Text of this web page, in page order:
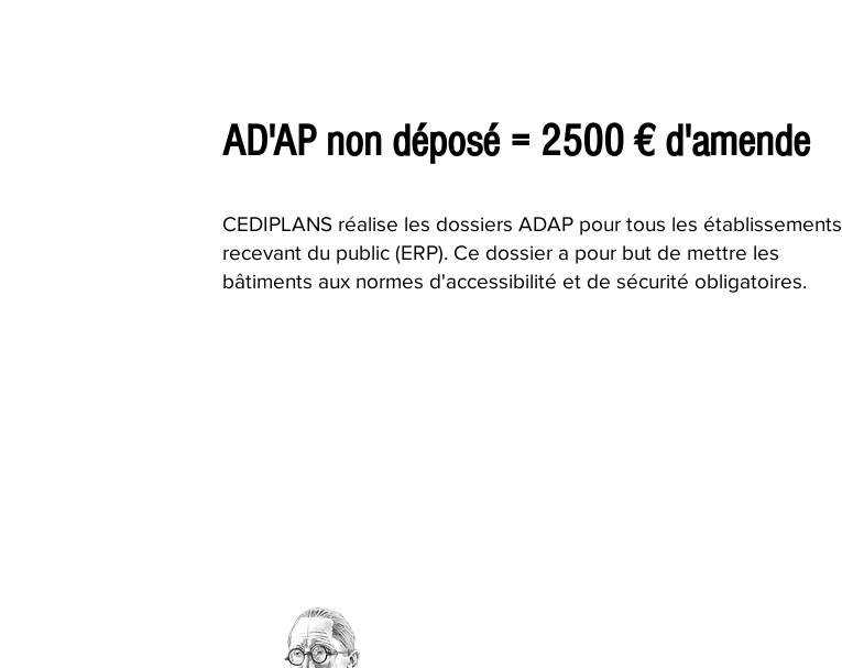
AD'AP non déposé = 2500 € d'amende
CEDIPLANS réalise les dossiers ADAP pour tous les établissements
recevant du public (ERP). Ce dossier a pour but de mettre les
bâtiments aux normes d'accessibilité et de sécurité obligatoires.